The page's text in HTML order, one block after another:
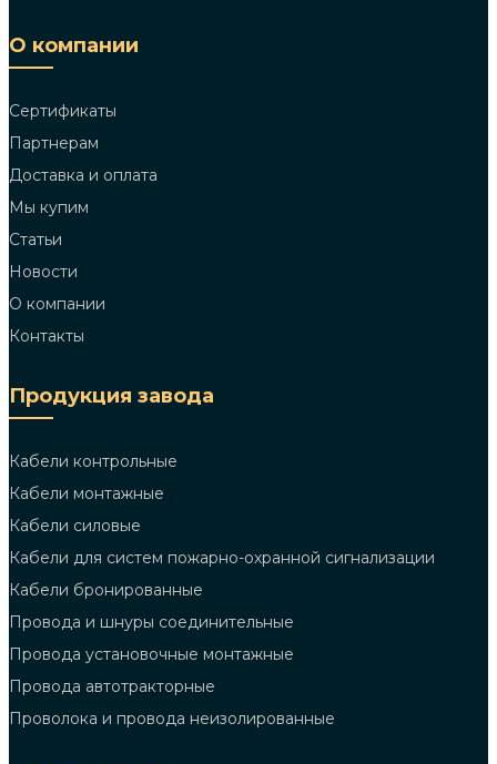
О компании
Сертификаты
Партнерам
Доставка и оплата
Мы купим
Статьи
Новости
О компании
Контакты
Продукция завода
Кабели контрольные
Кабели монтажные
Кабели силовые
Кабели для систем пожарно-охранной сигнализации
Кабели бронированные
Провода и шнуры соединительные
Провода установочные монтажные
Провода автотракторные
Проволока и провода неизолированные